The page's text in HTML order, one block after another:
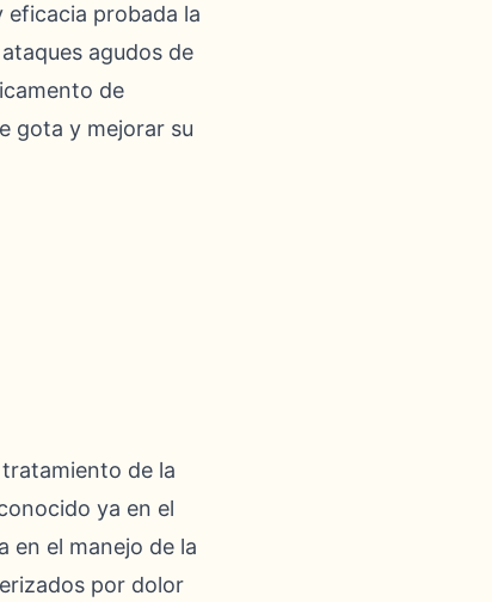
probada la
agudos de
de
gota y mejorar su
de la
ya en el
en el manejo de la
por dolor